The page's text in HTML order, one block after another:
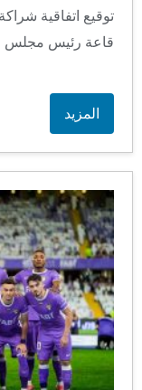
توقيع اتفاقية
قاعة رئيس مجلس
المزيد